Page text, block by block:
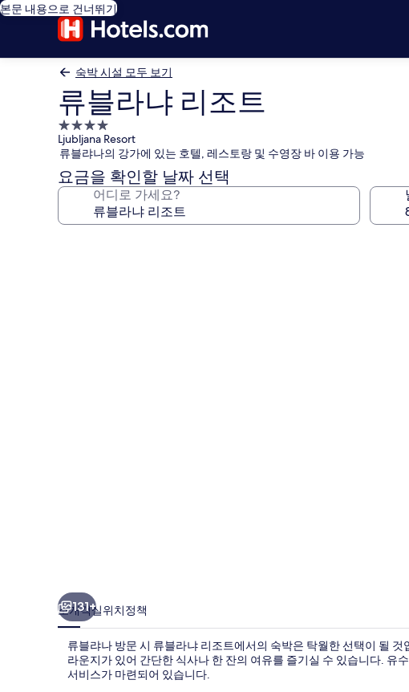
본문 내용으로 건너뛰기
숙박 시설 모두 보기
류블라냐 리조트
4.0
성
급
숙
박
Ljubljana Resort
류블랴나의 강가에 있는 호텔, 레스토랑 및 수영장 바 이용 가능
요금을 확인할 날짜 선택
어디로 가세요?
131+
소개객실위치정책
류블랴나 방문 시 류블라냐 리조트에서의 숙박은 탁월한 선택이 될
라운지가 있어 간단한 식사나 한 잔의 여유를 즐기실 수 있습니다. 유
서비스가 마련되어 있습니다.